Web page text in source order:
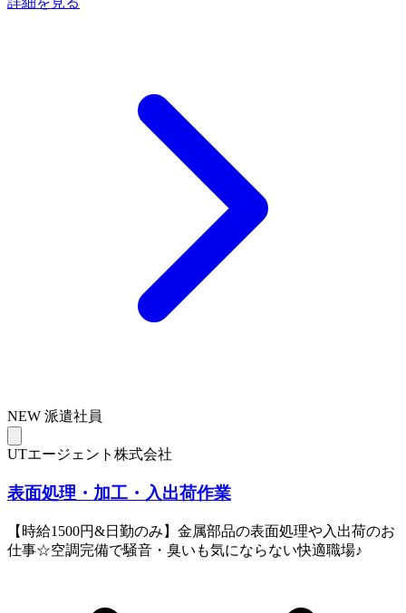
NEW 派遣社員
UTエージェント株式会社
表面処理・加工・入出荷作業
【時給1500円&日勤のみ】金属部品の表面処理や入出荷のお
仕事☆空調完備で騒音・臭いも気にならない快適職場♪